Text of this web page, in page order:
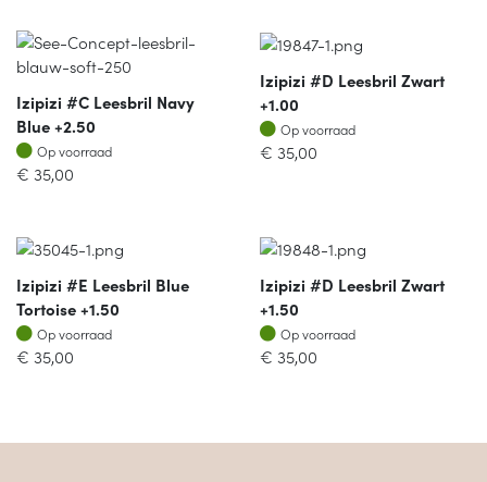
Izipizi #C Leesbril Navy
Blue +2.50
Op voorraad
Op voorraad
€ 35,00
Izipizi #D Leesbril Zwart
+1.00
Op voorraad
Op voorraad
€ 35,00
Izipizi #E Leesbril Blue
Tortoise +1.50
Op voorraad
Op voorraad
€ 35,00
Izipizi #D Leesbril Zwart
+1.50
Op voorraad
Op voorraad
€ 35,00